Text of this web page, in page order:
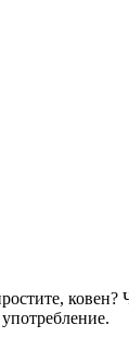
ковен?